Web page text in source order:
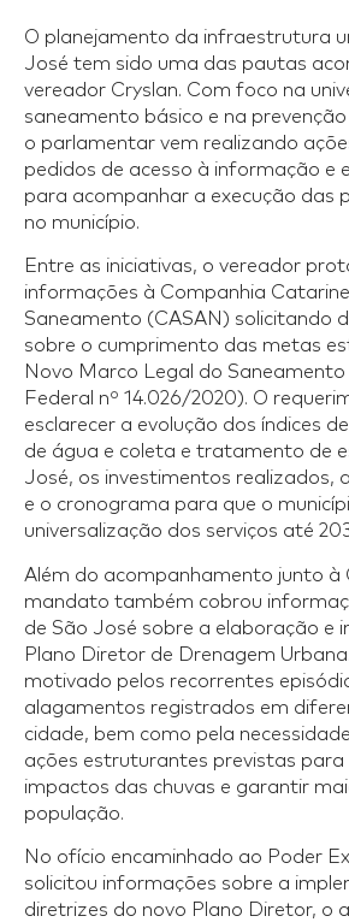
O planejamento da infraestrutura
José tem sido uma das pautas
vereador Cryslan. Com foco na
saneamento básico e na
o parlamentar vem realizando
pedidos de acesso à informação e
para acompanhar a execução das
no município.
Entre as iniciativas, o vereador
informações à Companhia
Saneamento (CASAN) solicitando
sobre o cumprimento das metas
Novo Marco Legal do Saneamento
Federal nº 14.026/2020). O
esclarecer a evolução dos índices
de água e coleta e tratamento de
José, os investimentos realizados,
e o cronograma para que o
universalização dos serviços até
Além do acompanhamento junto à
mandato também cobrou
de São José sobre a elaboração e
Plano Diretor de Drenagem
motivado pelos recorrentes
alagamentos registrados em
cidade, bem como pela
ações estruturantes previstas para
impactos das chuvas e garantir
população.
No ofício encaminhado ao Poder
solicitou informações sobre a
diretrizes do novo Plano Diretor, o